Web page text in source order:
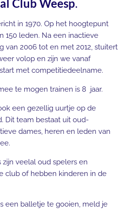
Club Weesp.
in 1970. Op het hoogtepunt
150 leden. Na een inactieve
van 2006 tot en met 2012, stuitert
volop en zijn we vanaf
met competitiedeelname.
te mogen trainen is 8 jaar.
een gezellig uurtje op de
Dit team bestaat uit oud-
dames, heren en leden van
zijn veelal oud spelers en
club of hebben kinderen in de
een balletje te gooien, meld je